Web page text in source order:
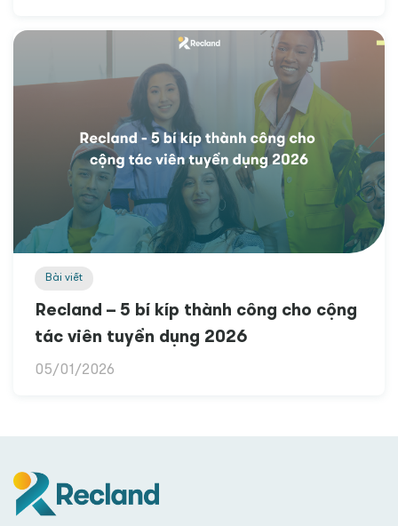
Bài viết
Recland – 5 bí kíp thành công cho cộng
tác viên tuyển dụng 2026
05/01/2026